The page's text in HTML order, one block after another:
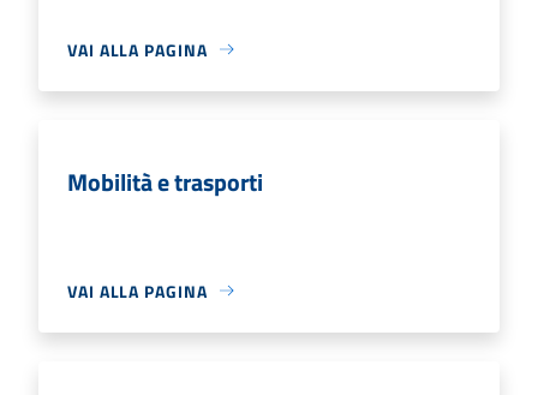
VAI ALLA PAGINA
Mobilità e trasporti
VAI ALLA PAGINA